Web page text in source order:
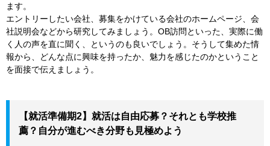
ます。
エントリーしたい会社、募集をかけている会社のホームページ、会
社説明会などから研究してみましょう。OB訪問といった、実際に働
く人の声を直に聞く、というのも良いでしょう。そうして集めた情
報から、どんな点に興味を持ったか、魅力を感じたのかということ
を面接で伝えましょう。
【就活準備期2】就活は自由応募？それとも学校推
薦？自分が進むべき分野も見極めよう